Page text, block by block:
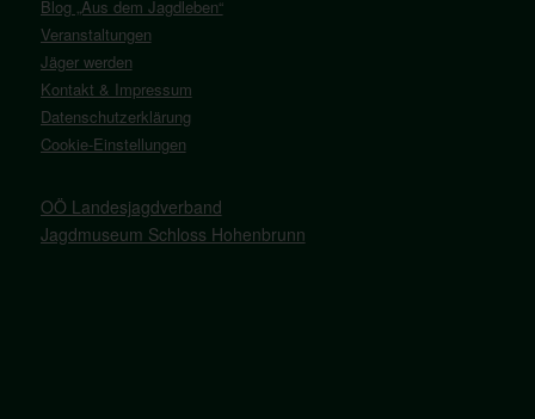
Blog „Aus dem Jagdleben“
Veranstaltungen
Jäger werden
Kontakt & Impressum
Datenschutzerklärung
Cookie-Einstellungen
OÖ Landesjagdverband
Jagdmuseum Schloss Hohenbrunn